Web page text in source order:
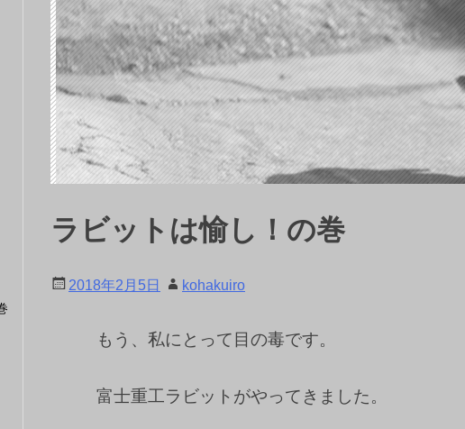
ラビットは愉し！の巻
2018年2月5日 kohakuiro
もう、私にとって目の毒です。
富士重工ラビットがやってきました。